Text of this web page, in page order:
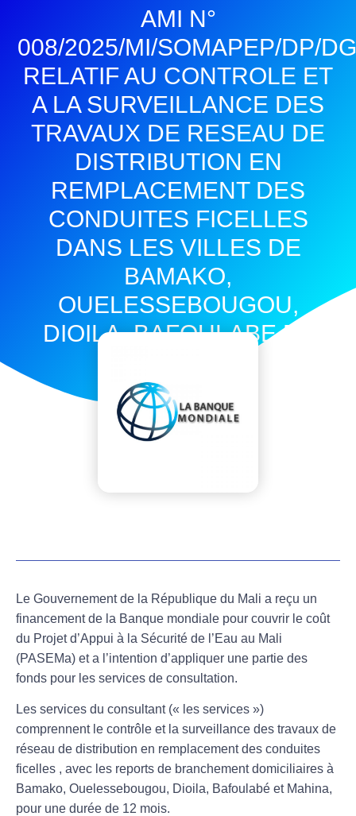
AMI N°
008/2025/MI/SOMAPEP/DP/
RELATIF AU CONTROLE ET
A LA SURVEILLANCE DES
TRAVAUX DE RESEAU DE
DISTRIBUTION EN
REMPLACEMENT DES
CONDUITES FICELLES
DANS LES VILLES DE
BAMAKO,
OUELESSEBOUGOU,
DIOILA, BAFOULABE ET
août 12, 2025
Le Gouvernement de la République du Mali a reçu un
financement de la Banque mondiale pour couvrir le coût
du Projet d’Appui à la Sécurité de l’Eau au Mali
(PASEMa) et a l’intention d’appliquer une partie des
fonds pour les services de consultation.
Les services du consultant (« les services »)
comprennent le contrôle et la surveillance des travaux de
réseau de distribution en remplacement des conduites
ficelles , avec les reports de branchement domiciliaires à
Bamako, Ouelessebougou, Dioila, Bafoulabé et Mahina,
pour une durée de 12 mois.